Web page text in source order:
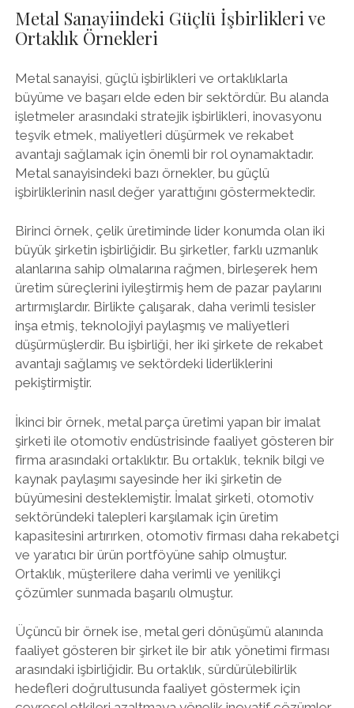
Metal Sanayiindeki Güçlü İşbirlikleri ve
Ortaklık Örnekleri
Metal sanayisi, güçlü işbirlikleri ve ortaklıklarla
büyüme ve başarı elde eden bir sektördür. Bu alanda
işletmeler arasındaki stratejik işbirlikleri, inovasyonu
teşvik etmek, maliyetleri düşürmek ve rekabet
avantajı sağlamak için önemli bir rol oynamaktadır.
Metal sanayisindeki bazı örnekler, bu güçlü
işbirliklerinin nasıl değer yarattığını göstermektedir.
Birinci örnek, çelik üretiminde lider konumda olan iki
büyük şirketin işbirliğidir. Bu şirketler, farklı uzmanlık
alanlarına sahip olmalarına rağmen, birleşerek hem
üretim süreçlerini iyileştirmiş hem de pazar paylarını
artırmışlardır. Birlikte çalışarak, daha verimli tesisler
inşa etmiş, teknolojiyi paylaşmış ve maliyetleri
düşürmüşlerdir. Bu işbirliği, her iki şirkete de rekabet
avantajı sağlamış ve sektördeki liderliklerini
pekiştirmiştir.
İkinci bir örnek, metal parça üretimi yapan bir imalat
şirketi ile otomotiv endüstrisinde faaliyet gösteren bir
firma arasındaki ortaklıktır. Bu ortaklık, teknik bilgi ve
kaynak paylaşımı sayesinde her iki şirketin de
büyümesini desteklemiştir. İmalat şirketi, otomotiv
sektöründeki talepleri karşılamak için üretim
kapasitesini artırırken, otomotiv firması daha rekabetçi
ve yaratıcı bir ürün portföyüne sahip olmuştur.
Ortaklık, müşterilere daha verimli ve yenilikçi
çözümler sunmada başarılı olmuştur.
Üçüncü bir örnek ise, metal geri dönüşümü alanında
faaliyet gösteren bir şirket ile bir atık yönetimi firması
arasındaki işbirliğidir. Bu ortaklık, sürdürülebilirlik
hedefleri doğrultusunda faaliyet göstermek için